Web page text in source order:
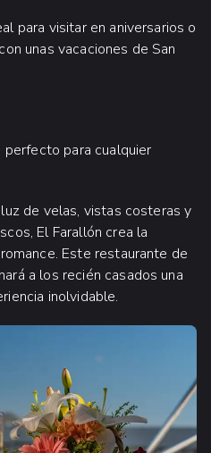
para visitar en aniversarios o
unas vacaciones de San
para cualquier
de velas, vistas costeras y
El Farallón crea la
Este restaurante de
a los recién casados una
inolvidable.